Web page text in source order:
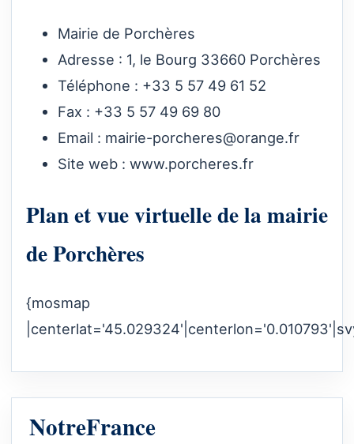
Mairie de Porchères
Adresse : 1, le Bourg 33660 Porchères
Téléphone : +33 5 57 49 61 52
Fax : +33 5 57 49 69 80
Email : mairie-porcheres@orange.fr
Site web : www.porcheres.fr
Plan et vue virtuelle de la mairie
de Porchères
{mosmap
NotreFrance